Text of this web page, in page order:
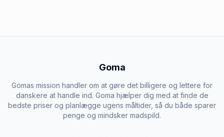
Goma
Gomas mission handler om at gøre det billigere og lettere for
danskere at handle ind. Goma hjælper dig med at finde de
bedste priser og planlægge ugens måltider, så du både sparer
penge og mindsker madspild.